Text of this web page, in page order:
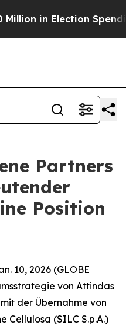
in Election
Partners
Position
10, 2026 (GLOBE
von Attindas
der Übernahme von
(SILC S.p.A.)